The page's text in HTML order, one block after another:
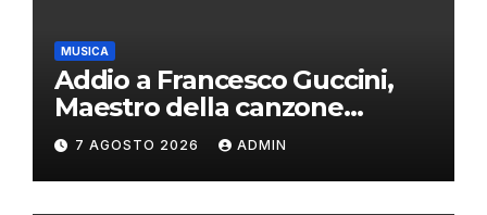
MUSICA
Addio a Francesco Guccini,
Maestro della canzone
d’autore
7 AGOSTO 2026 ADMIN